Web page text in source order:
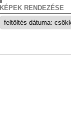
KÉPEK RENDEZÉSE